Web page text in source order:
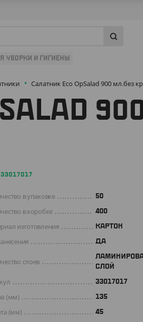
УБОРКИ И ГИГИЕНЫ
Салатник Eco OpSalad 900 мл.без
в упаковке 50
в коробке 400
изготовления КАРТОН
ДА
слоев
СЛОЙ
33017017
(мм) 135
(мм) 45